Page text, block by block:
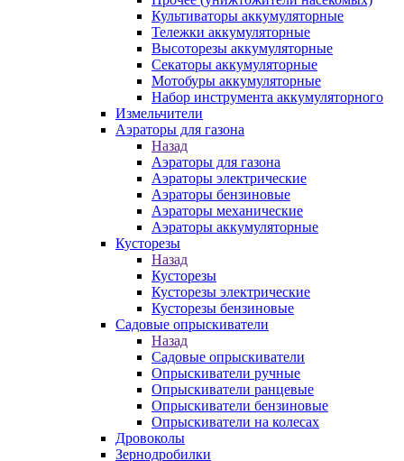
Культиваторы аккумуляторные
Тележки аккумуляторные
Высоторезы аккумуляторные
Секаторы аккумуляторные
Мотобуры аккумуляторные
Набор инструмента аккумуляторного
Измельчители
Аэраторы для газона
Назад
Аэраторы для газона
Аэраторы электрические
Аэраторы бензиновые
Аэраторы механические
Аэраторы аккумуляторные
Кусторезы
Назад
Кусторезы
Кусторезы электрические
Кусторезы бензиновые
Садовые опрыскиватели
Назад
Садовые опрыскиватели
Опрыскиватели ручные
Опрыскиватели ранцевые
Опрыскиватели бензиновые
Опрыскиватели на колесах
Дровоколы
Зернодробилки